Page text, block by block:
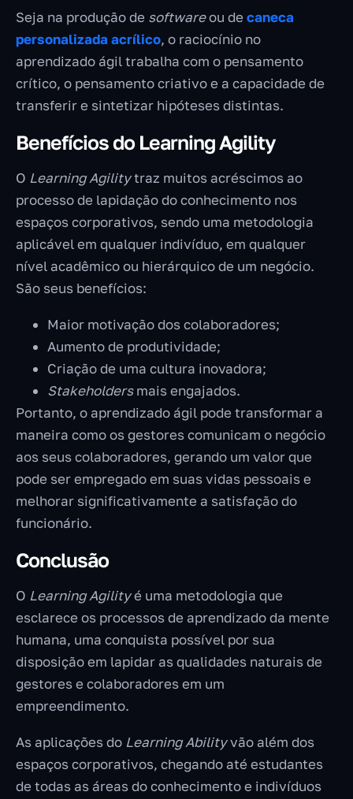
Seja na produção de softwareou de caneca
personalizada acrílico, o raciocínio no
aprendizado ágil trabalha com o pensamento
crítico, o pensamento criativo e a capacidade de
transferir e sintetizar hipóteses distintas.
Benefícios do Learning Agility
O Learning Agilitytraz muitos acréscimos ao
processo de lapidação do conhecimento nos
espaços corporativos, sendo uma metodologia
aplicável em qualquer indivíduo, em qualquer
nível acadêmico ou hierárquico de um negócio.
São seus benefícios:
Maior motivação dos colaboradores;
Aumento de produtividade;
Criação de uma cultura inovadora;
Stakeholdersmais engajados.
Portanto, o aprendizado ágil pode transformar a
maneira como os gestores comunicam o negócio
aos seus colaboradores, gerando um valor que
pode ser empregado em suas vidas pessoais e
melhorar significativamente a satisfação do
funcionário.
Conclusão
O Learning Agilityé uma metodologia que
esclarece os processos de aprendizado da mente
humana, uma conquista possível por sua
disposição em lapidar as qualidades naturais de
gestores e colaboradores em um
empreendimento.
As aplicações do Learning Abilityvão além dos
espaços corporativos, chegando até estudantes
de todas as áreas do conhecimento e indivíduos